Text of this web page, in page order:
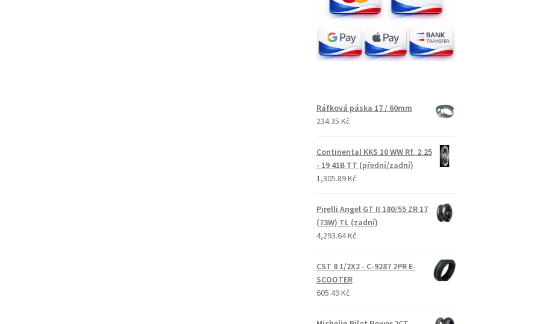
Ráfková páska 17 / 60mm
234.35 Kč
Continental KKS 10 WW Rf. 2.25
- 19 41B TT (přední/zadní)
1,305.89 Kč
Pirelli Angel GT II 180/55 ZR 17
(73W) TL (zadní)
4,293.64 Kč
CST 8 1/2X2 - C-9287 2PR E-
SCOOTER
605.49 Kč